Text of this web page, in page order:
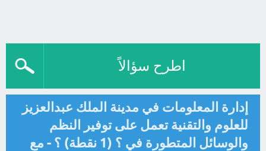
اطرح سؤالاً
إدارة المعلومات في مدينة الملك عبدالعزيز
للعلوم والتقنية تعمل على توفير النظم
والوسائل المتطورة في ؟ (1 نقطة) ؟ - مع